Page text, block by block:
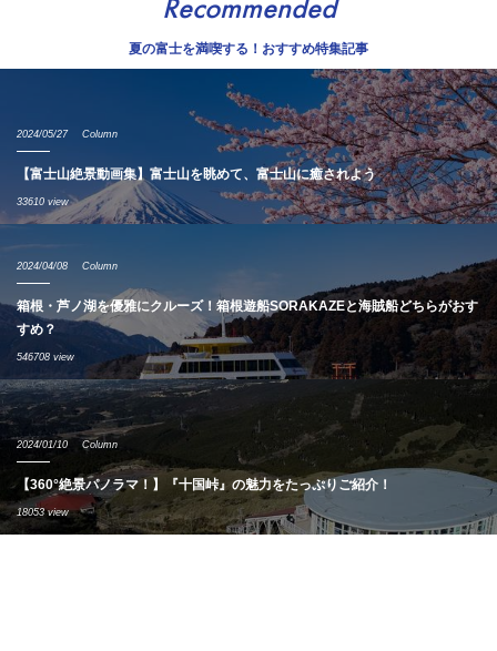
Recommended
夏の富士を満喫する！おすすめ特集記事
2024/05/27 Column
【富士山絶景動画集】富士山を眺めて、富士山に癒されよう
33610 view
2024/04/08 Column
箱根・芦ノ湖を優雅にクルーズ！箱根遊船SORAKAZEと海賊船どちらがおす
すめ？
546708 view
2024/01/10 Column
【360°絶景パノラマ！】『十国峠』の魅力をたっぷりご紹介！
18053 view